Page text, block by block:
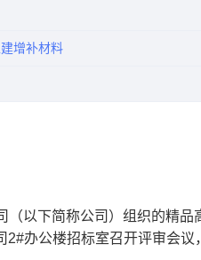
增补材料
（以下简称公司）组织的精
2#办公楼招标室召开评审会